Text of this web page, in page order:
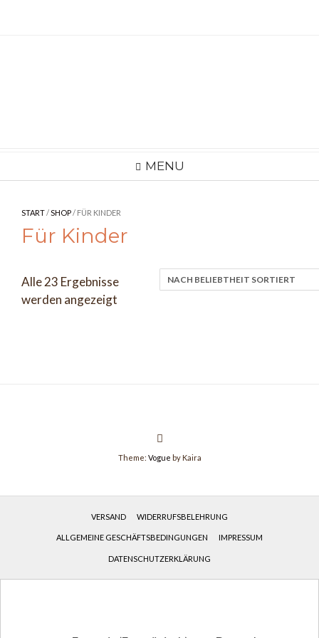
MENU
START/SHOP/ FÜR KINDER
Für Kinder
Alle 23 Ergebnisse
werden angezeigt
Theme: Vogue by Kaira
VERSAND WIDERRUFSBELEHRUNG
ALLGEMEINE GESCHÄFTSBEDINGUNGEN IMPRESSUM
DATENSCHUTZERKLÄRUNG